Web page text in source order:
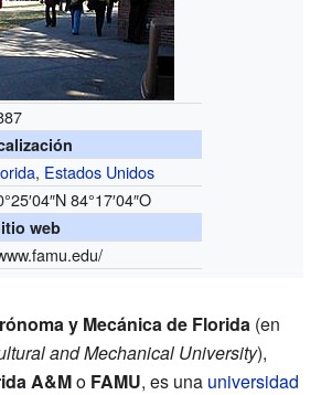
, Estados Unidos
84°17′04″O
web
y Mecánica de Florida (en
and Mechanical University),
A&Mo FAMU, es una universidad